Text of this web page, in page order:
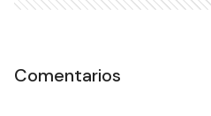
Comentarios